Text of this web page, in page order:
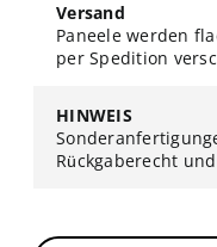
Versand
Paneele werden
per Spedition
HINWEIS
Rückgaberecht